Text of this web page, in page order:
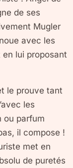
de ses
Mugler
avec les
lui proposant
le prouve tant
les
ou parfum
il compose !
met en
de puretés